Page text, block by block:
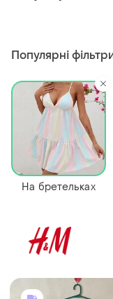
Популярні
На бретельках